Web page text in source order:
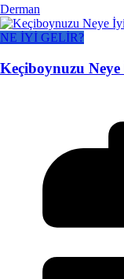
Derman
NE İYİ GELİR?
Keçiboynuzu